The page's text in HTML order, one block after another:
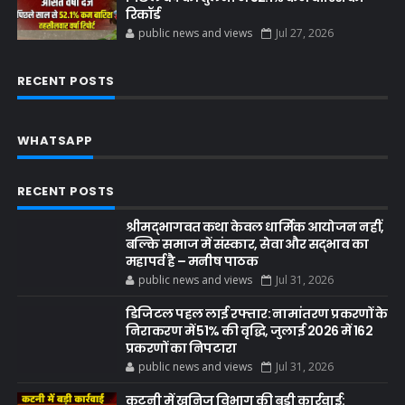
रिकॉर्ड
public news and views Jul 27, 2026
RECENT POSTS
WHATSAPP
RECENT POSTS
श्रीमद्भागवत कथा केवल धार्मिक आयोजन नहीं,
बल्कि समाज में संस्कार, सेवा और सद्भाव का
महापर्व है – मनीष पाठक
public news and views Jul 31, 2026
डिजिटल पहल लाई रफ्तार: नामांतरण प्रकरणों के
निराकरण में 51% की वृद्धि, जुलाई 2026 में 162
प्रकरणों का निपटारा
public news and views Jul 31, 2026
कटनी में खनिज विभाग की बड़ी कार्रवाई: